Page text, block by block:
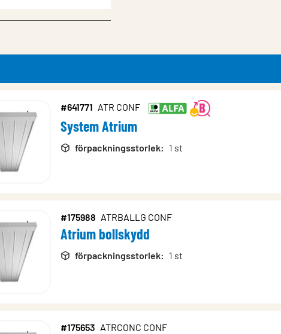
#641771 ATR CONF
System Atrium
förpackningsstorlek: 1 st
#175988 ATRBALLG CONF
Atrium bollskydd
förpackningsstorlek: 1 st
#175653 ATRCONC CONF